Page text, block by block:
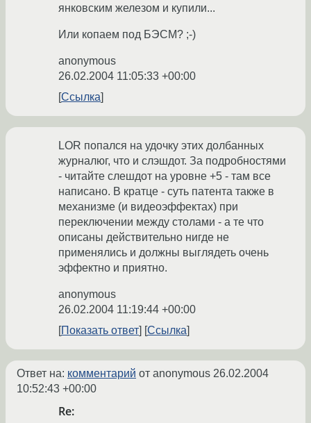
янковским железом и купили...
Или копаем под БЭСМ? ;-)
anonymous
26.02.2004 11:05:33 +00:00
Ссылка
LOR попался на удочку этих долбанных
журналюг, что и слэшдот. За подробностями
- читайте слешдот на уровне +5 - там все
написано. В кратце - суть патента также в
механизме (и видеоэффектах) при
переключении между столами - а те что
описаны действительно нигде не
применялись и должны выглядеть очень
эффектно и приятно.
anonymous
26.02.2004 11:19:44 +00:00
Показать ответ
Ссылка
Ответ на: комментарий от anonymous 26.02.2004
10:52:43 +00:00
Re: